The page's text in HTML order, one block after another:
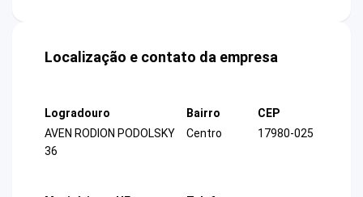
Localização e contato da empresa
Logradouro
AVEN RODION PODOLSKY
36
Bairro
Centro
CEP
17980-025